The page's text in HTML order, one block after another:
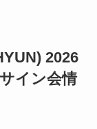
2026
イン会情